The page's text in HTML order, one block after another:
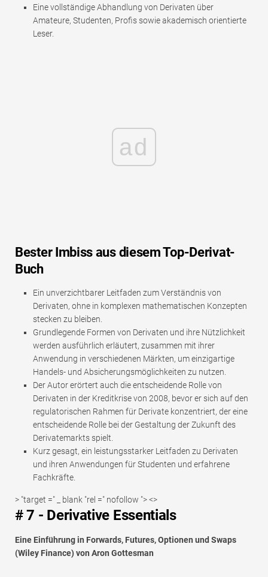
Eine vollständige Abhandlung von Derivaten über
Amateure, Studenten, Profis sowie akademisch orientierte
Leser.
ad
Bester Imbiss aus diesem Top-Derivat-
Buch
Ein unverzichtbarer Leitfaden zum Verständnis von
Derivaten, ohne in komplexen mathematischen Konzepten
stecken zu bleiben.
Grundlegende Formen von Derivaten und ihre Nützlichkeit
werden ausführlich erläutert, zusammen mit ihrer
Anwendung in verschiedenen Märkten, um einzigartige
Handels- und Absicherungsmöglichkeiten zu nutzen.
Der Autor erörtert auch die entscheidende Rolle von
Derivaten in der Kreditkrise von 2008, bevor er sich auf den
regulatorischen Rahmen für Derivate konzentriert, der eine
entscheidende Rolle bei der Gestaltung der Zukunft des
Derivatemarkts spielt.
Kurz gesagt, ein leistungsstarker Leitfaden zu Derivaten
und ihren Anwendungen für Studenten und erfahrene
Fachkräfte.
> "target =" _ blank "rel =" nofollow "> <>
# 7 - Derivative Essentials
Eine Einführung in Forwards, Futures, Optionen und Swaps
(Wiley Finance) von Aron Gottesman